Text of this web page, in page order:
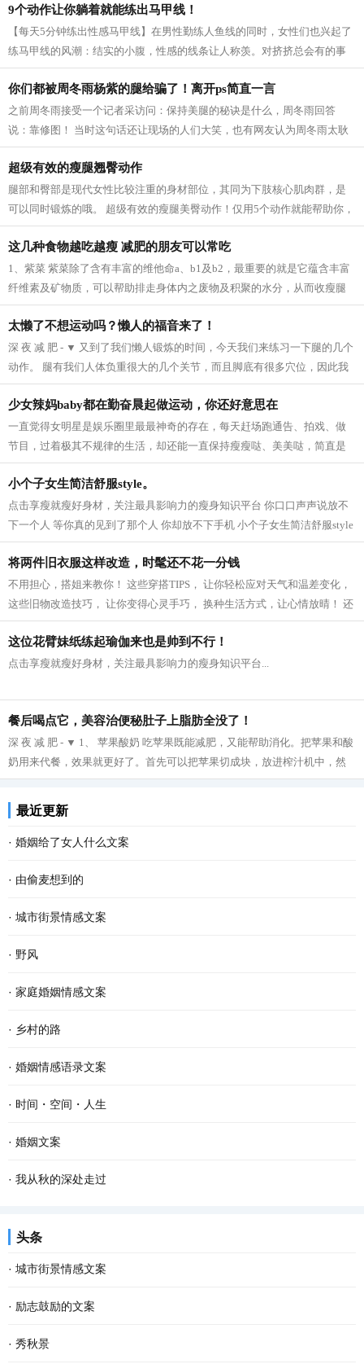
9个动作让你躺着就能练出马甲线！
【每天5分钟练出性感马甲线】在男性勤练人鱼线的同时，女性们也兴起了
练马甲线的风潮：结实的小腹，性感的线条让人称羡。对挤挤总会有的事
业线，拥有马甲线的女性呈现的体态更...
你们都被周冬雨杨紫的腿给骗了！离开ps简直一言
之前周冬雨接受一个记者采访问：保持美腿的秘诀是什么，周冬雨回答
说：靠修图！ 当时这句话还让现场的人们大笑，也有网友认为周冬雨太耿
直，然而，看了一些没有后期修的图片之...
超级有效的瘦腿翘臀动作
腿部和臀部是现代女性比较注重的身材部位，其同为下肢核心肌肉群，是
可以同时锻炼的哦。 超级有效的瘦腿美臀动作！仅用5个动作就能帮助你，
瘦出性感美腿，同时还塑造紧致翘臀...
这几种食物越吃越瘦 减肥的朋友可以常吃
1、紫菜 紫菜除了含有丰富的维他命a、b1及b2，最重要的就是它蕴含丰富
纤维素及矿物质，可以帮助排走身体内之废物及积聚的水分，从而收瘦腿
之效。 2、芝麻 芝麻它的亚麻仁油酸可以...
太懒了不想运动吗？懒人的福音来了！
深 夜 减 肥 - ▼ 又到了我们懒人锻炼的时间，今天我们来练习一下腿的几个
动作。 腿有我们人体负重很大的几个关节，而且脚底有很多穴位，因此我
们要多锻炼我们的脚，促进血液循...
少女辣妈baby都在勤奋晨起做运动，你还好意思在
一直觉得女明星是娱乐圈里最最神奇的存在，每天赶场跑通告、拍戏、做
节目，过着极其不规律的生活，却还能一直保持瘦瘦哒、美美哒，简直是
羡慕死我们这些凡人啦~老天爷爷太不公...
小个子女生简洁舒服style。
点击享瘦就瘦好身材，关注最具影响力的瘦身知识平台 你口口声声说放不
下一个人 等你真的见到了那个人 你却放不下手机 小个子女生简洁舒服style
模特身高159CM 165cm半熟女生的轻熟小性...
将两件旧衣服这样改造，时髦还不花一分钱
不用担心，搭姐来教你！ 这些穿搭TIPS， 让你轻松应对天气和温差变化，
这些旧物改造技巧， 让你变得心灵手巧， 换种生活方式，让心情放晴！ 还
等什么，快点学起来吧！ 针织衫 风...
这位花臂妹纸练起瑜伽来也是帅到不行！
点击享瘦就瘦好身材，关注最具影响力的瘦身知识平台...
餐后喝点它，美容治便秘肚子上脂肪全没了！
深 夜 减 肥 - ▼ 1、 苹果酸奶 吃苹果既能减肥，又能帮助消化。把苹果和酸
奶用来代餐，效果就更好了。首先可以把苹果切成块，放进榨汁机中，然
后再把榨好的苹果汁与酸奶拌在一起...
最近更新
· 婚姻给了女人什么文案
· 由偷麦想到的
· 城市街景情感文案
· 野风
· 家庭婚姻情感文案
· 乡村的路
· 婚姻情感语录文案
· 时间・空间・人生
· 婚姻文案
· 我从秋的深处走过
头条
· 城市街景情感文案
· 励志鼓励的文案
· 秀秋景